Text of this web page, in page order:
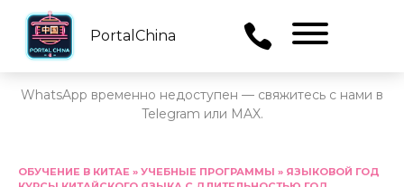
PortalChina
WhatsApp временно недоступен — свяжитесь с нами в
Telegram или MAX.
ОБУЧЕНИЕ В КИТАЕ » УЧЕБНЫЕ ПРОГРАММЫ » ЯЗЫКОВОЙ ГОД